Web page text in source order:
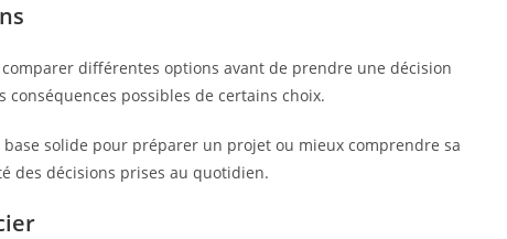
différentes options avant de prendre une décision
possibles de certains choix.
solide pour préparer un projet ou mieux comprendre sa
des décisions prises au quotidien.